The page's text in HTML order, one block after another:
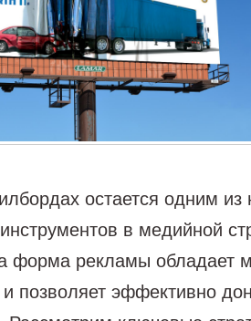
остается одним из
в медийной
форма рекламы обладает
позволяет эффективно